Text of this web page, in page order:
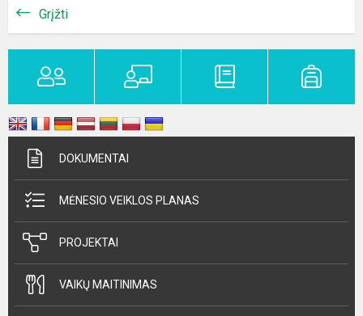
Grįžti
DOKUMENTAI
MĖNESIO VEIKLOS PLANAS
PROJEKTAI
VAIKŲ MAITINIMAS